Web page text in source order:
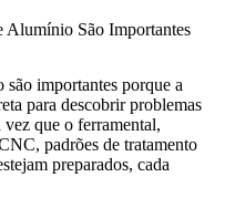
Alumínio São Importantes
importantes porque a
para descobrir problemas
que o ferramental,
padrões de tratamento
preparados, cada